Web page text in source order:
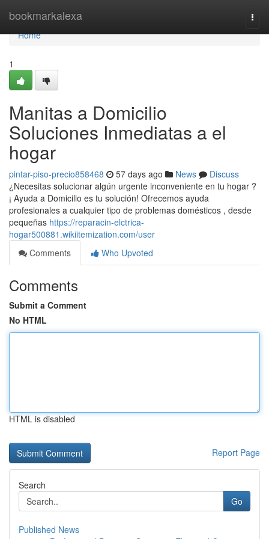
bookmarkalexa
Home
Home
1
Manitas a Domicilio
Soluciones Inmediatas a el
hogar
pintar-piso-precio858468 57 days ago News
Discuss
¿Necesitas solucionar algún urgente inconveniente en tu hogar ?
¡ Ayuda a Domicilio es tu solución! Ofrecemos ayuda
profesionales a cualquier tipo de problemas domésticos , desde
pequeñas https://reparacin-elctrica-
hogar500881.wikiitemization.com/user
Comments
Who Upvoted
Comments
Submit a Comment
No HTML
HTML is disabled
Report Page
Search
Go
Published News